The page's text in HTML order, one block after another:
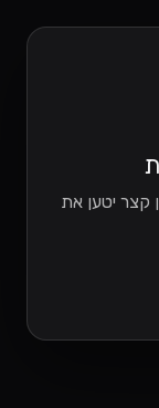
קצר יטען את